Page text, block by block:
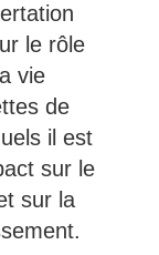
le rôle
vie
de
il est
sur le
sur la